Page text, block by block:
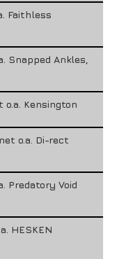
Faithless
Snapped Ankles,
Kensington
o.a. Di-rect
Predatory Void
HESKEN